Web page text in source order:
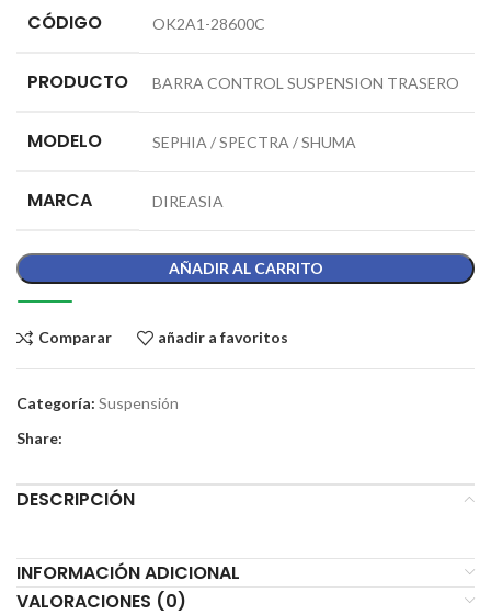
CÓDIGO OK2A1-28600C
PRODUCTO BARRA CONTROL SUSPENSION TRASERO
MODELO SEPHIA / SPECTRA / SHUMA
MARCA DIREASIA
AÑADIR AL CARRITO
Comparar añadir a favoritos
Categoría: Suspensión
Share:
DESCRIPCIÓN
INFORMACIÓN ADICIONAL
VALORACIONES (0)